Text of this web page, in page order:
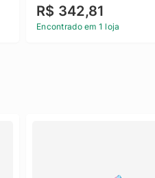
R$ 342,81
Encontrado em 1 loja